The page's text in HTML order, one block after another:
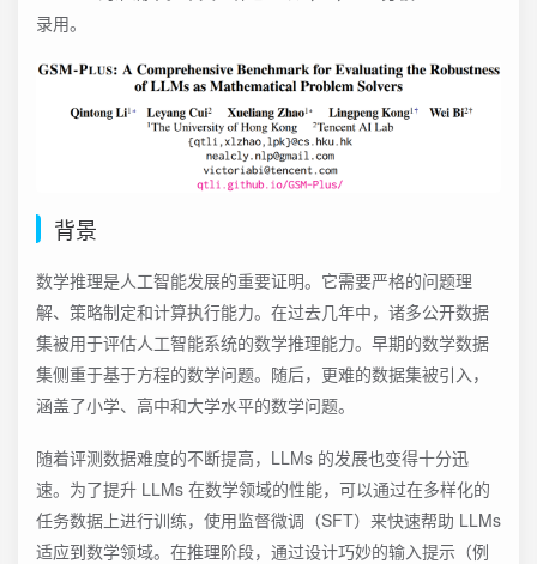
录用。
背景
数学推理是人工智能发展的重要证明。它需要严格的问题理
解、策略制定和计算执行能力。在过去几年中，诸多公开数据
集被用于评估人工智能系统的数学推理能力。早期的数学数据
集侧重于基于方程的数学问题。随后，更难的数据集被引入，
涵盖了小学、高中和大学水平的数学问题。
随着评测数据难度的不断提高，LLMs 的发展也变得十分迅
速。为了提升 LLMs 在数学领域的性能，可以通过在多样化的
任务数据上进行训练，使用监督微调（SFT）来快速帮助 LLMs
适应到数学领域。在推理阶段，通过设计巧妙的输入提示（例